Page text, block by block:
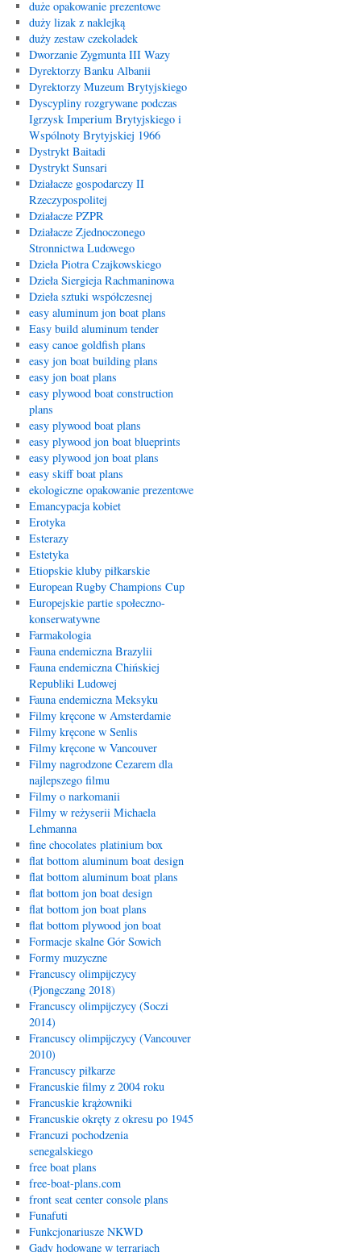
duże opakowanie prezentowe
duży lizak z naklejką
duży zestaw czekoladek
Dworzanie Zygmunta III Wazy
Dyrektorzy Banku Albanii
Dyrektorzy Muzeum Brytyjskiego
Dyscypliny rozgrywane podczas
Igrzysk Imperium Brytyjskiego i
Wspólnoty Brytyjskiej 1966
Dystrykt Baitadi
Dystrykt Sunsari
Działacze gospodarczy II
Rzeczypospolitej
Działacze PZPR
Działacze Zjednoczonego
Stronnictwa Ludowego
Dzieła Piotra Czajkowskiego
Dzieła Siergieja Rachmaninowa
Dzieła sztuki współczesnej
easy aluminum jon boat plans
Easy build aluminum tender
easy canoe goldfish plans
easy jon boat building plans
easy jon boat plans
easy plywood boat construction
plans
easy plywood boat plans
easy plywood jon boat blueprints
easy plywood jon boat plans
easy skiff boat plans
ekologiczne opakowanie prezentowe
Emancypacja kobiet
Erotyka
Esterazy
Estetyka
Etiopskie kluby piłkarskie
European Rugby Champions Cup
Europejskie partie społeczno-
konserwatywne
Farmakologia
Fauna endemiczna Brazylii
Fauna endemiczna Chińskiej
Republiki Ludowej
Fauna endemiczna Meksyku
Filmy kręcone w Amsterdamie
Filmy kręcone w Senlis
Filmy kręcone w Vancouver
Filmy nagrodzone Cezarem dla
najlepszego filmu
Filmy o narkomanii
Filmy w reżyserii Michaela
Lehmanna
fine chocolates platinium box
flat bottom aluminum boat design
flat bottom aluminum boat plans
flat bottom jon boat design
flat bottom jon boat plans
flat bottom plywood jon boat
Formacje skalne Gór Sowich
Formy muzyczne
Francuscy olimpijczycy
(Pjongczang 2018)
Francuscy olimpijczycy (Soczi
2014)
Francuscy olimpijczycy (Vancouver
2010)
Francuscy piłkarze
Francuskie filmy z 2004 roku
Francuskie krążowniki
Francuskie okręty z okresu po 1945
Francuzi pochodzenia
senegalskiego
free boat plans
free-boat-plans.com
front seat center console plans
Funafuti
Funkcjonariusze NKWD
Gady hodowane w terrariach